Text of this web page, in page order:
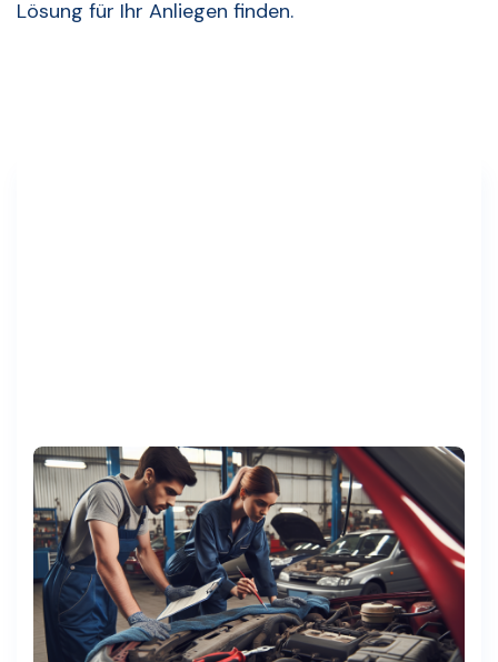
Lösung für Ihr Anliegen finden.